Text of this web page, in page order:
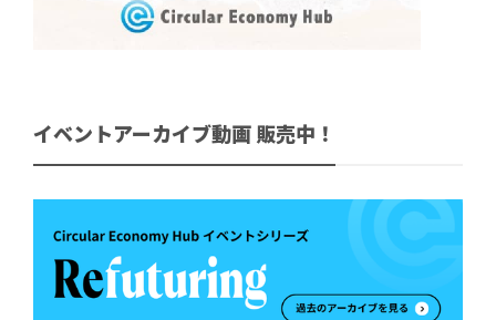
イベントアーカイブ動画 販売中！